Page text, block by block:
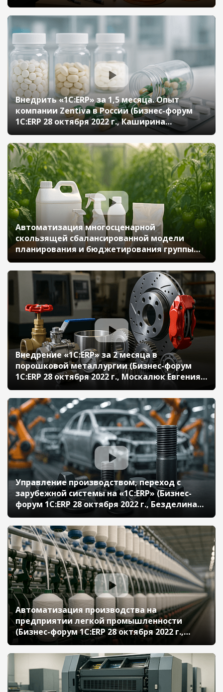
Лихачева Александра, ГК
«Информтехника»)
Внедрить «1С:ERP» за 1,5 месяца. Опыт
компании Zentiva в России (Бизнес-форум
1С:ERP 28 октября 2022 г., Каширина
Вероника, «Zentiva»)
Автоматизация многосценарной
скользящей сбалансированной модели
планирования и бюджетирования группы
компаний «ФРАНДЕСА» на базе «1C:ERP для
Беларуси» (Бизнес-форум 1С:ERP 28 октября
2022 г., Гусаревич Денис, «ФРАНДЕСА»)
Внедрение «1С:ERP» за 2 месяца в
порошковой металлургии (Бизнес-форум
1С:ERP 28 октября 2022 г., Москалюк Евгения,
«КЗПМ», Вербивская Анна, «ИТРП»)
Управление производством, переход с
зарубежной системы на «1С:ERP» (Бизнес-
форум 1С:ERP 28 октября 2022 г., Безделина
Евгения, «Бултен Рус»)
Автоматизация производства на
предприятии легкой промышленности
(Бизнес-форум 1С:ERP 28 октября 2022 г.,
Украинский Александр, «Фортекс и Ко»)